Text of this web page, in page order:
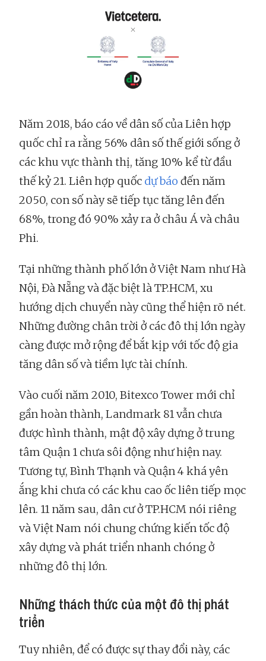
Năm 2018, báo cáo về dân số của Liên hợp
quốc chỉ ra rằng 56% dân số thế giới sống ở
các khu vực thành thị, tăng 10% kể từ đầu
thế kỷ 21. Liên hợp quốc dự báo đến năm
2050, con số này sẽ tiếp tục tăng lên đến
68%, trong đó 90% xảy ra ở châu Á và châu
Phi.
Tại những thành phố lớn ở Việt Nam như Hà
Nội, Đà Nẵng và đặc biệt là TP.HCM, xu
hướng dịch chuyển này cũng thể hiện rõ nét.
Những đường chân trời ở các đô thị lớn ngày
càng được mở rộng để bắt kịp với tốc độ gia
tăng dân số và tiềm lực tài chính.
Vào cuối năm 2010, Bitexco Tower mới chỉ
gần hoàn thành, Landmark 81 vẫn chưa
được hình thành, mật độ xây dựng ở trung
tâm Quận 1 chưa sôi động như hiện nay.
Tương tự, Bình Thạnh và Quận 4 khá yên
ắng khi chưa có các khu cao ốc liên tiếp mọc
lên. 11 năm sau, dân cư ở TP.HCM nói riêng
và Việt Nam nói chung chứng kiến tốc độ
xây dựng và phát triển nhanh chóng ở
những đô thị lớn.
Những thách thức của một đô thị phát
triển
Tuy nhiên, để có được sự thay đổi này, các